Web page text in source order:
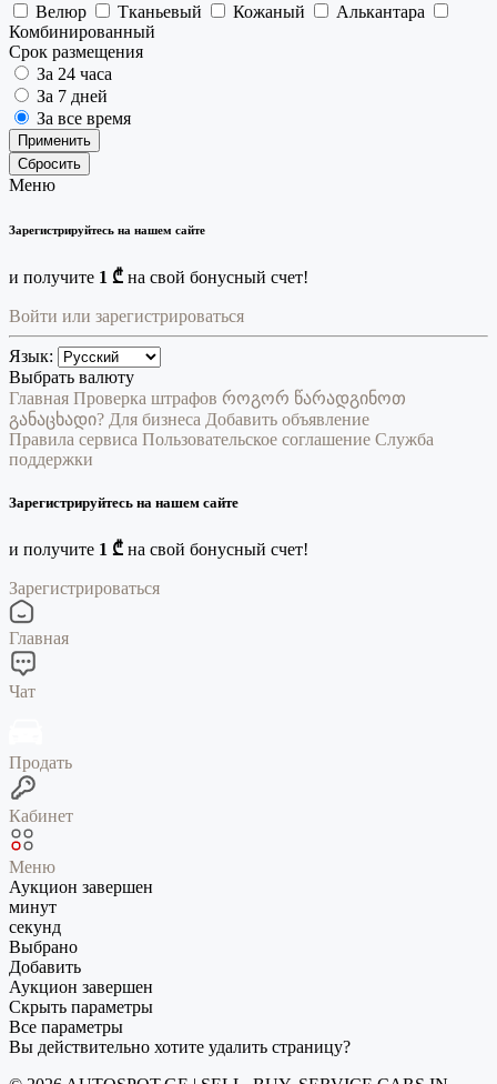
Велюр
Тканьевый Кожаный
Алькантара
Комбинированный
Срок размещения
За 24 часа
За 7 дней
За все время
Применить
Сбросить
Меню
Зарегистрируйтесь на нашем сайте
и получите 1 ₾ на свой бонусный счет!
Войти или зарегистрироваться
Язык:
Выбрать валюту
Главная Проверка штрафов როგორ წარადგინოთ
განაცხადი? Для бизнеса Добавить объявление
Правила сервиса Пользовательское соглашение Служба
поддержки
Зарегистрируйтесь на нашем сайте
и получите 1 ₾ на свой бонусный счет!
Зарегистрироваться
Главная
Чат
Продать
Кабинет
Меню
Аукцион завершен
минут
секунд
Выбрано
Добавить
Аукцион завершен
Скрыть параметры
Все параметры
Вы действительно хотите удалить страницу?